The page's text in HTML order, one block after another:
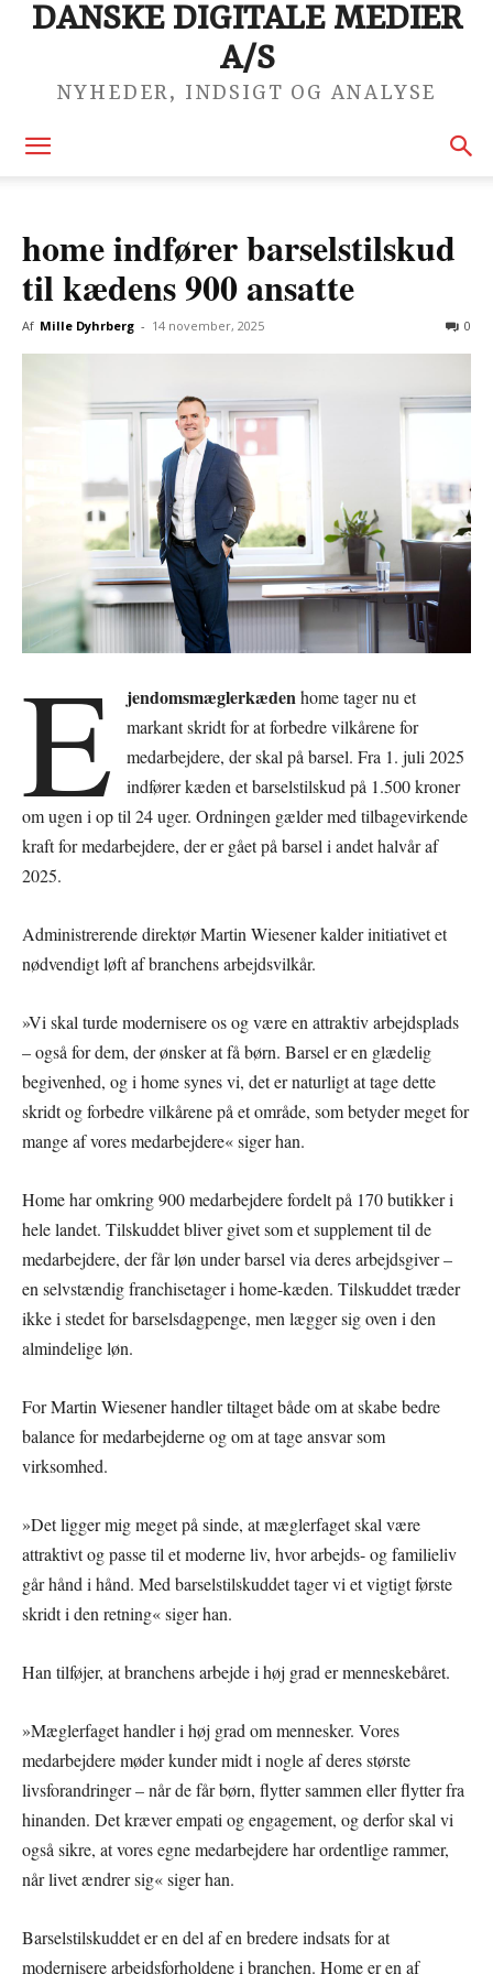
DANSKE DIGITALE MEDIER
A/S
NYHEDER, INDSIGT OG ANALYSE
home indfører barselstilskud
til kædens 900 ansatte
Af Mille Dyhrberg - 14 november, 2025 0
E jendomsmæglerkædenhome tager nu et
markant skridt for at forbedre vilkårene for
medarbejdere, der skal på barsel. Fra 1. juli 2025
indfører kæden et barselstilskud på 1.500 kroner
om ugen i op til 24 uger. Ordningen gælder med tilbagevirkende
kraft for medarbejdere, der er gået på barsel i andet halvår af
2025.
Administrerende direktør Martin Wiesener kalder initiativet et
nødvendigt løft af branchens arbejdsvilkår.
»Vi skal turde modernisere os og være en attraktiv arbejdsplads
– også for dem, der ønsker at få børn. Barsel er en glædelig
begivenhed, og i home synes vi, det er naturligt at tage dette
skridt og forbedre vilkårene på et område, som betyder meget for
mange af vores medarbejdere« siger han.
Home har omkring 900 medarbejdere fordelt på 170 butikker i
hele landet. Tilskuddet bliver givet som et supplement til de
medarbejdere, der får løn under barsel via deres arbejdsgiver –
en selvstændig franchisetager i home-kæden. Tilskuddet træder
ikke i stedet for barselsdagpenge, men lægger sig oven i den
almindelige løn.
For Martin Wiesener handler tiltaget både om at skabe bedre
balance for medarbejderne og om at tage ansvar som
virksomhed.
»Det ligger mig meget på sinde, at mæglerfaget skal være
attraktivt og passe til et moderne liv, hvor arbejds- og familieliv
går hånd i hånd. Med barselstilskuddet tager vi et vigtigt første
skridt i den retning« siger han.
Han tilføjer, at branchens arbejde i høj grad er menneskebåret.
»Mæglerfaget handler i høj grad om mennesker. Vores
medarbejdere møder kunder midt i nogle af deres største
livsforandringer – når de får børn, flytter sammen eller flytter fra
hinanden. Det kræver empati og engagement, og derfor skal vi
også sikre, at vores egne medarbejdere har ordentlige rammer,
når livet ændrer sig« siger han.
Barselstilskuddet er en del af en bredere indsats for at
modernisere arbejdsforholdene i branchen. Home er en af